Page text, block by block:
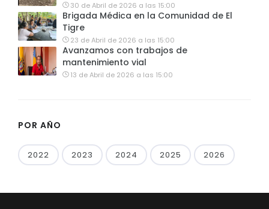
30 de Abril de 2026 a las 15:00
Brigada Médica en la Comunidad de El
Tigre
23 de Abril de 2026 a las 15:00
Avanzamos con trabajos de
mantenimiento vial
13 de Abril de 2026 a las 15:00
POR AÑO
2022 2023 2024 2025 2026